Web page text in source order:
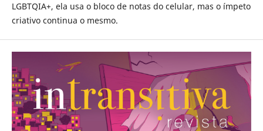
LGBTQIA+, ela usa o bloco de notas do celular, mas o ímpeto
criativo continua o mesmo.